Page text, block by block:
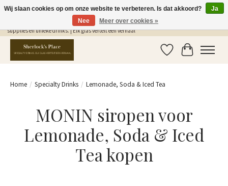
Gratis Verzending in NL vanaf €75,- | Sherlocks Place: dé plek voor MONIN siropen, bar
supplies en unieke drinks. | Elk glas vertelt een verhaal
Verlanglijst
Home / Specialty Drinks / Lemonade, Soda & Iced Tea
MONIN siropen voor
Lemonade, Soda & Iced
Tea kopen
Wij slaan cookies op om onze website te verbeteren. Is dat akkoord?
Ja
Nee
Meer over cookies »